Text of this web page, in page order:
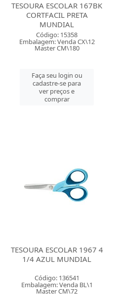
TESOURA ESCOLAR 167BK
CORTFACIL PRETA
MUNDIAL
Código: 15358
Embalagem: Venda CX\12
Master CM\180
Faça seu login ou
cadastre-se para
ver preços e
comprar
TESOURA ESCOLAR 1967 4
1/4 AZUL MUNDIAL
Código: 136541
Embalagem: Venda BL\1
Master CM\72